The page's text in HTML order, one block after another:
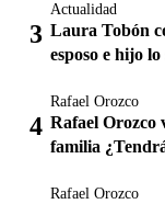
Actualidad
Laura Tobón
esposo e hijo lo
Rafael Orozco
Rafael Orozco
familia
Rafael Orozco